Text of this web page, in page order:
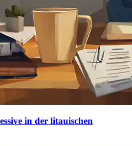
in der litauischen